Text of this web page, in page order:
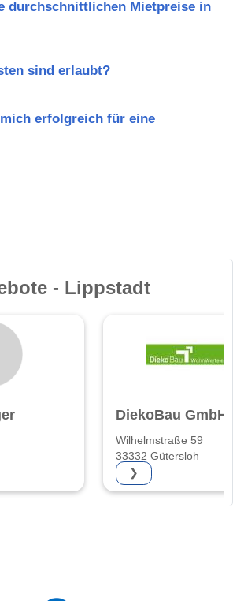
durchschnittlichen Mietpreise in
sind erlaubt?
erfolgreich für eine
- Lippstadt
DiekoBau GmbH
Wilhelmstraße 59
33332 Gütersloh
❯